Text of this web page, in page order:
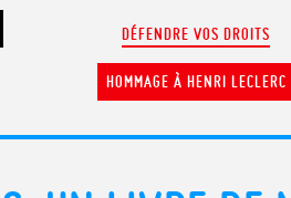
DÉFENDRE VOS DROITS
HOMMAGE À HENRI LECLERC